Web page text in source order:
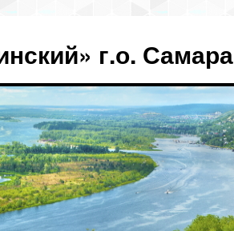
г.о. Самара